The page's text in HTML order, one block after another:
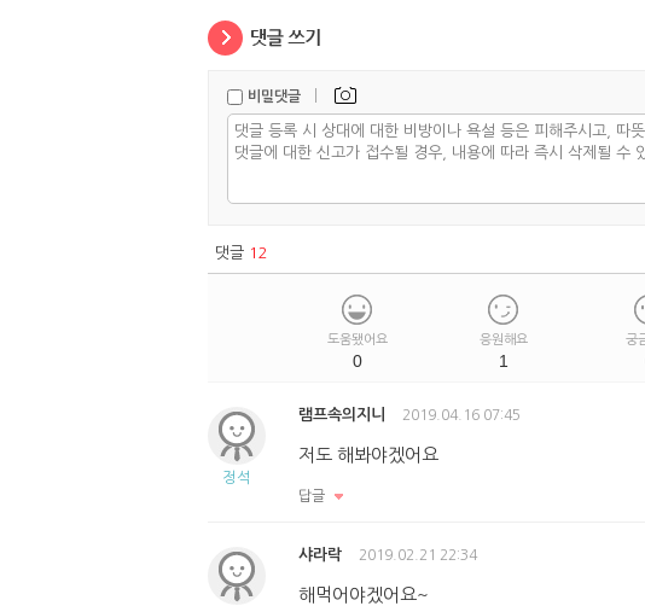
비밀댓글 |
댓글 12
도움됐어요
0
응원해요
1
궁
정석
램프속의지니 2019.04.16 07:45
저도 해봐야겠어요
답글
샤라락 2019.02.21 22:34
해먹어야겠어요~